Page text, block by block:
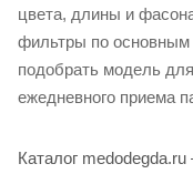
цвета, длины и
фильтры по
подобрать модель
ежедневного приема
Каталог